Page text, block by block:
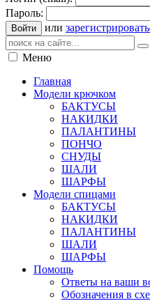
Пароль:
Войти или
Меню
Главная
Модели крючком
БАКТУСЫ
НАКИДКИ
ПАЛАНТИНЫ
ПОНЧО
СНУДЫ
ШАЛИ
ШАРФЫ
Модели спицами
БАКТУСЫ
НАКИДКИ
ПАЛАНТИНЫ
ШАЛИ
ШАРФЫ
Помощь
Ответы на ваши
Обозначения в